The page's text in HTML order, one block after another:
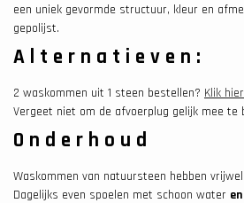
een uniek gevormde structuur, kleur en
gepolijst.
Alternatieven:
2 waskommen uit 1 steen bestellen? Klik hier
Vergeet niet om de afvoerplug gelijk mee te
Onderhoud
Waskommen van natuursteen hebben
Dagelijks even spoelen met schoon water